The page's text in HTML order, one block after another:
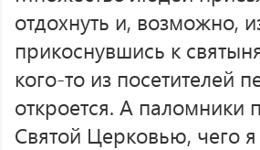
отдохнуть и, возможно,
прикоснувшись к
кого-то из посетителей
откроется. А паломники
Святой Церковью, чего